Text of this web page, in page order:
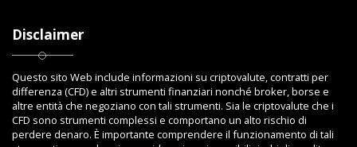
Disclaimer
Questo sito Web include informazioni su criptovalute, contratti per
differenza (CFD) e altri strumenti finanziari nonché broker, borse e
altre entità che negoziano con tali strumenti. Sia le criptovalute che i
CFD sono strumenti complessi e comportano un alto rischio di
perdere denaro. È importante comprendere il funzionamento di tali